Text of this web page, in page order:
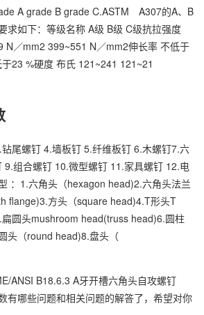
A grade B grade C.ASTM A307的A、B
求如下：等级名称 A级 B级 C级抗拉强度
N／mm2 399~551 N／mm2伸长率 不低于
23 %硬度 布氏 121~241 121~21
尾螺钉 4.墙板钉 5.纤维板钉 6.木螺钉7.六
9.组合螺钉 10.微型螺钉 11.家具螺钉 12.电
：1.六角头（hexagon head)2.六角头法兰
flange)3.方头（square head)4.T形头T
圆头mushroom head(truss head)6.圆柱
头（round head)8.盘头（
ANSI B18.6.3 A牙开槽六角头自攻螺钉
有哪些问题和相关问题的解答了，希望对你